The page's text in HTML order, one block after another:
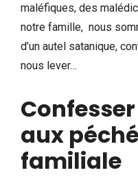
maléfiques, des
notre famille, nous
d’un autel satanique,
nous lever…
aux
familiale